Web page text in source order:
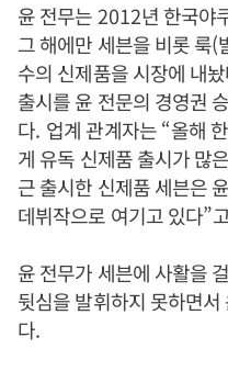
윤 전무는 2012년 한국야
그 해에만 세븐을 비롯 룩(
수의 신제품을 시장에 내
출시를 윤 전문의 경영권
다. 업계 관계자는“올해
게 유독 신제품 출시가 많
근 출시한 신제품 세븐은
데뷔작으로 여기고 있다”
윤 전무가 세븐에 사활을
뒷심을 발휘하지 못하면
다.